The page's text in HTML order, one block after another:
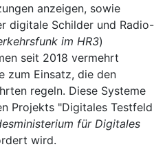
anzeigen, sowie
digitale Schilder und Radio-
im HR3)
seit 2018 vermehrt
zum Einsatz, die den
regeln. Diese Systeme
Projekts "Digitales Testfeld
für Digitales
wird.